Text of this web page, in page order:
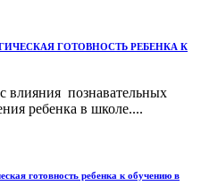
ГОТОВНОСТЬ РЕБЕНКА К
влияния познавательных
ребенка в школе....
готовность ребенка к обучению в